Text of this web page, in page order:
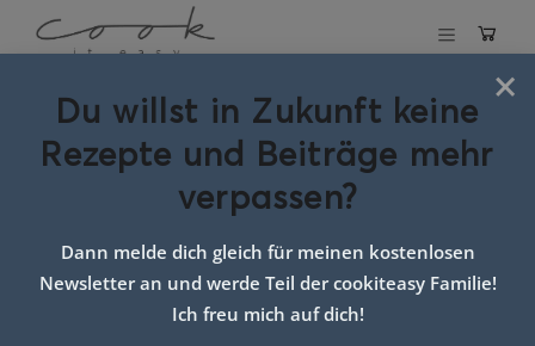
Schlagwort:
spargel rezept
×
Du willst in Zukunft keine
Rezepte und Beiträge mehr
verpassen?
Dann melde dich gleich für meinen kostenlosen
Newsletter an und werde Teil der cookiteasy Familie!
Ich freu mich auf dich!